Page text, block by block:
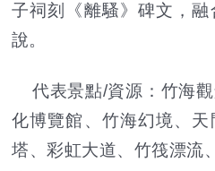
子祠刻《離騷》碑文，
說。
代表景點/資源：竹海觀
化博覽館、竹海幻境、
塔、彩虹大道、竹筏漂流